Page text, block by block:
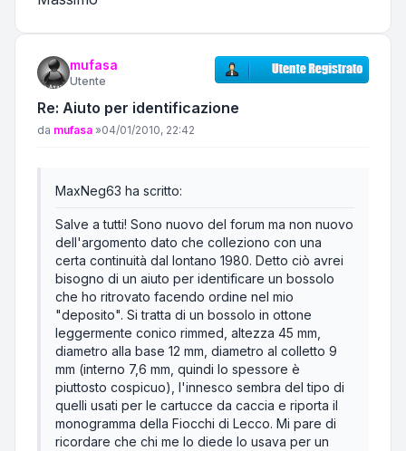
mufasa
Utente
Re: Aiuto per identificazione
Messaggio
da mufasa »04/01/2010, 22:42
MaxNeg63 ha scritto:
Salve a tutti! Sono nuovo del forum ma non nuovo
dell'argomento dato che colleziono con una
certa continuità dal lontano 1980. Detto ciò avrei
bisogno di un aiuto per identificare un bossolo
che ho ritrovato facendo ordine nel mio
"deposito". Si tratta di un bossolo in ottone
leggermente conico rimmed, altezza 45 mm,
diametro alla base 12 mm, diametro al colletto 9
mm (interno 7,6 mm, quindi lo spessore è
piuttosto cospicuo), l'innesco sembra del tipo di
quelli usati per le cartucce da caccia e riporta il
monogramma della Fiocchi di Lecco. Mi pare di
ricordare che chi me lo diede lo usava per un